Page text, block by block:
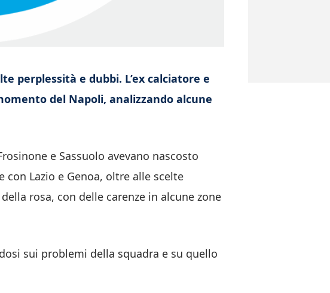
perplessità e dubbi. L’ex calciatore e
del Napoli, analizzando alcune
e Sassuolo avevano nascosto
Lazio e Genoa, oltre alle scelte
rosa, con delle carenze in alcune zone
sui problemi della squadra e su quello